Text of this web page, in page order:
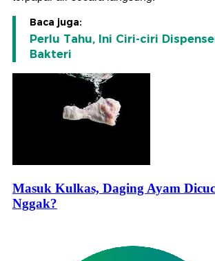
Baca juga:
Perlu Tahu, Ini Ciri-ciri
Bakteri